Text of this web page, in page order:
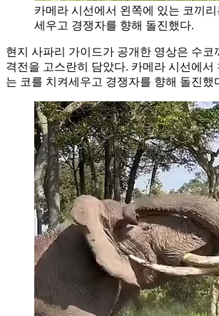
카메라 시선에서 왼쪽에 있는 코끼리
세우고 경쟁자를 향해 돌진했다.
현지 사파리 가이드가 공개한 영상은 수코
격전을 고스란히 담았다. 카메라 시선에서
는 코를 치켜세우고 경쟁자를 향해 돌진했